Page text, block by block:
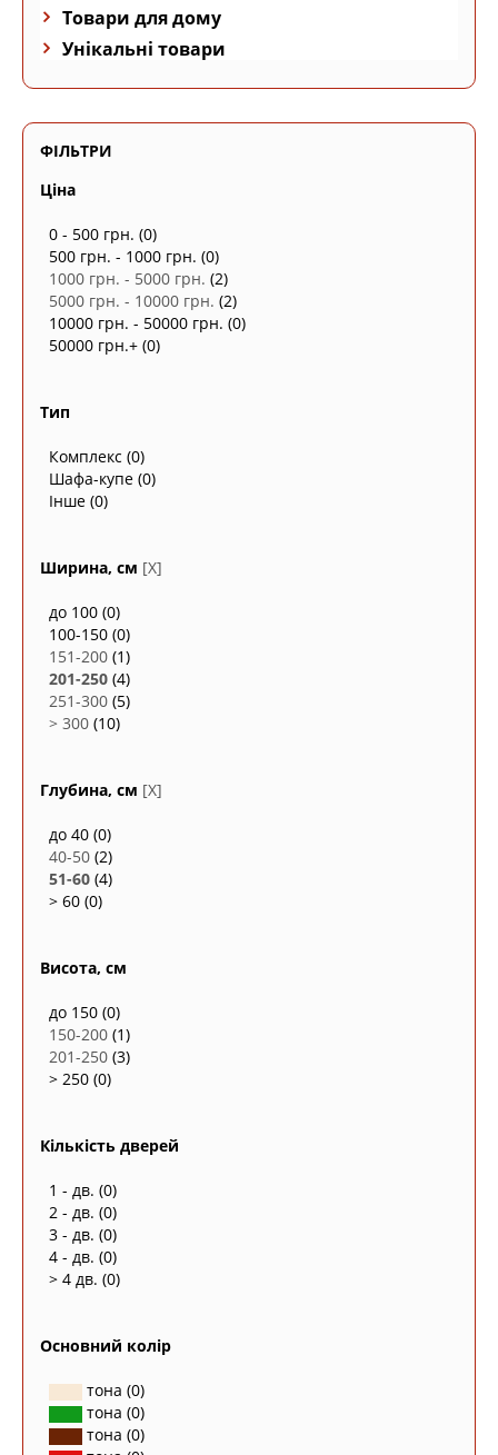
Товари для дому
Унікальні товари
ФІЛЬТРИ
Ціна
0 - 500 грн. (0)
500 грн. - 1000 грн. (0)
1000 грн. - 5000 грн. (2)
5000 грн. - 10000 грн. (2)
10000 грн. - 50000 грн. (0)
50000 грн.+ (0)
Тип
Комплекс (0)
Шафа-купе (0)
Інше (0)
Ширина, см [X]
до 100 (0)
100-150 (0)
151-200 (1)
201-250 (4)
251-300 (5)
> 300 (10)
Глубина, см [X]
до 40 (0)
40-50 (2)
51-60 (4)
> 60 (0)
Висота, см
до 150 (0)
150-200 (1)
201-250 (3)
> 250 (0)
Кількість дверей
1 - дв. (0)
2 - дв. (0)
3 - дв. (0)
4 - дв. (0)
> 4 дв. (0)
Основний колір
тона (0)
тона (0)
тона (0)